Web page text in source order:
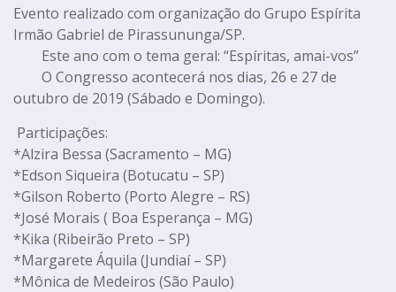
Evento realizado com organização do Grupo Espírita
Irmão Gabriel de Pirassununga/SP.
Este ano com o tema geral: “Espíritas, amai-vos”
O Congresso acontecerá nos dias, 26 e 27 de
outubro de 2019 (Sábado e Domingo).
Participações:
*Alzira Bessa (Sacramento – MG)
*Edson Siqueira (Botucatu – SP)
*Gilson Roberto (Porto Alegre – RS)
*José Morais ( Boa Esperança – MG)
*Kika (Ribeirão Preto – SP)
*Margarete Áquila (Jundiaí – SP)
*Mônica de Medeiros (São Paulo)